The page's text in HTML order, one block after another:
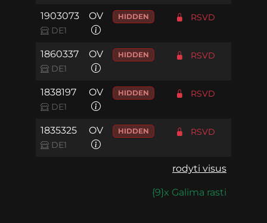
1903073
DE1
OV HIDDEN RSVD
1860337
DE1
OV HIDDEN RSVD
1838197
DE1
OV HIDDEN RSVD
1835325
DE1
OV HIDDEN RSVD
rodyti visus
{9}x Galima rasti